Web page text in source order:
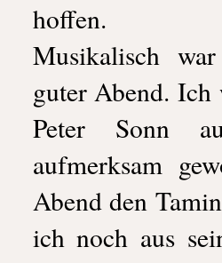
hoffen.
Musikalisch
guter Abend. Ich
Peter Sonn
aufmerksam
Abend den
ich noch aus